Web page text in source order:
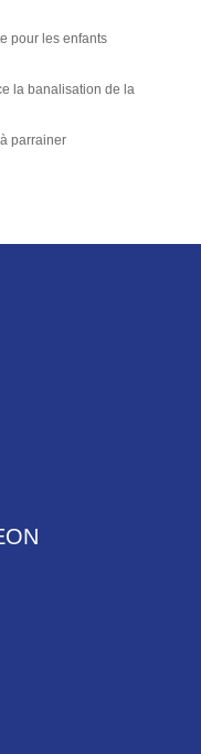
pour les enfants
la banalisation de la
parrainer